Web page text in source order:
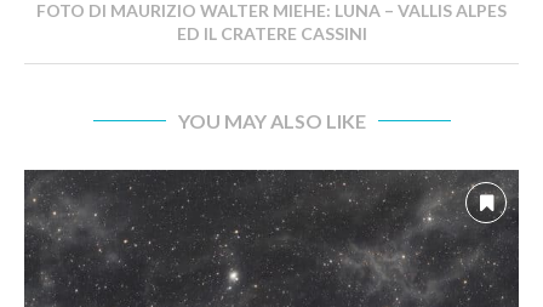
FOTO DI MAURIZIO WALTER MIEHE: LUNA – VALLIS ALPES
ED IL CRATERE CASSINI
YOU MAY ALSO LIKE